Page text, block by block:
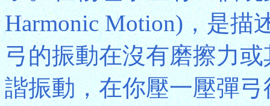
Harmonic Motion)，是描
弓的振動在沒有磨擦力
諧振動，在你壓一壓彈